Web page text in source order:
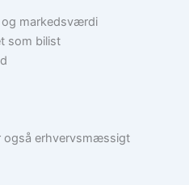
og markedsværdi
som bilist
også erhvervsmæssigt